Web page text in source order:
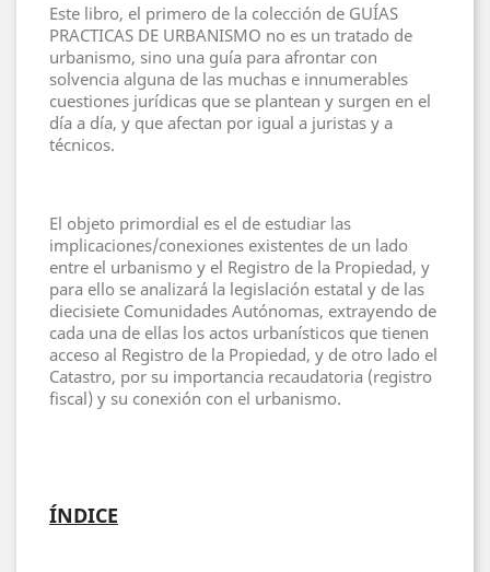
Este libro, el primero de la colección de GUÍAS
PRACTICAS DE URBANISMO no es un tratado de
urbanismo, sino una guía para afrontar con
solvencia alguna de las muchas e innumerables
cuestiones jurídicas que se plantean y surgen en el
día a día, y que afectan por igual a juristas y a
técnicos.
El objeto primordial es el de estudiar las
implicaciones/conexiones existentes de un lado
entre el urbanismo y el Registro de la Propiedad, y
para ello se analizará la legislación estatal y de las
diecisiete Comunidades Autónomas, extrayendo de
cada una de ellas los actos urbanísticos que tienen
acceso al Registro de la Propiedad, y de otro lado el
Catastro, por su importancia recaudatoria (registro
fiscal) y su conexión con el urbanismo.
ÍNDICE